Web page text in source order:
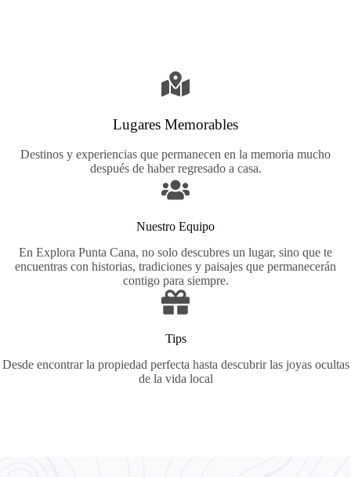
Lugares Memorables
Destinos y experiencias que permanecen en la memoria mucho
después de haber regresado a casa.
Nuestro Equipo
En Explora Punta Cana, no solo descubres un lugar, sino que te
encuentras con historias, tradiciones y paisajes que permanecerán
contigo para siempre.
Tips
Desde encontrar la propiedad perfecta hasta descubrir las joyas ocultas
de la vida local